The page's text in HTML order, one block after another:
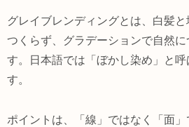
グレイブレンディングとは、白髪
つくらず、グラデーションで自然
す。日本語では「ぼかし染め」と呼
す。
ポイントは、「線」ではなく「面